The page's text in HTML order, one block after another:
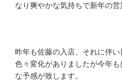
なり爽やかな気持ちで新年の営
昨年も佐藤の入店、それに伴
色々変化がありましたが今年
な予感が致します。